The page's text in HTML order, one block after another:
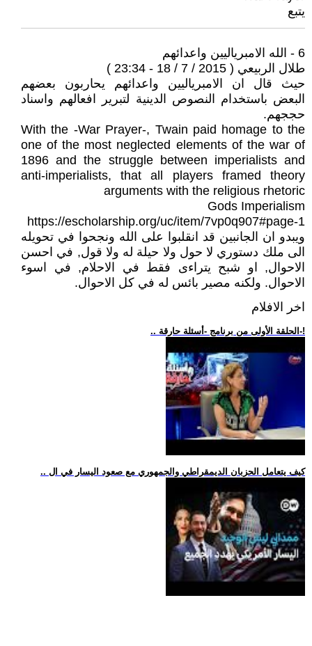
يتبع
6 - الله الامبرياليين واعدائهم
طلال الربيعي ( 2015 / 7 / 18 - 23:34 )
حيث قال ان الامبرياليين واعدائهم يحاربون بعضهم
البعض باستخدام النصوص الدينية لتبرير افعالهم واسناد
حججهم.
With the -War Prayer-, Twain paid homage to the
one of the most neglected elements of the war of
1896 and the struggle between imperialists and
anti-imperialists, that all players framed theory
arguments with the religious rhetoric
Gods Imperialism
https://escholarship.org/uc/item/7vp0q907#page-1
ويبدو ان الجانبين قد انقلبوا على الله ونجحوا في تحويله
الى ملك دستوري لا حول ولا حيلة له ولا قول, في احسن
الاحوال, او شبح يتراءى فقط في الاحلام, في اسوء
الاحوال. ولكنه مصير بائس له في كل الاحوال.
اخر الافلام
.. الحلقة الأولى من برنامج -أسئلة حارقة-!
.. كيف يتعامل الحزبان الديمقراطي والجمهوري مع صعود اليسار في ال